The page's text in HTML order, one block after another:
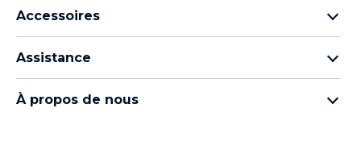
Famille Moto g
Thinkphone by motorola
Accessoires
moto tag
Assistance
Mes commandes
À propos de nous